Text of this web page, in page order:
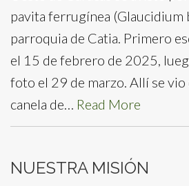
pavita ferrugínea (Glaucidium
parroquia de Catia. Primero
el 15 de febrero de 2025,
foto el 29 de marzo. Allí se
canela de… Read More
NUESTRA MISIÓN